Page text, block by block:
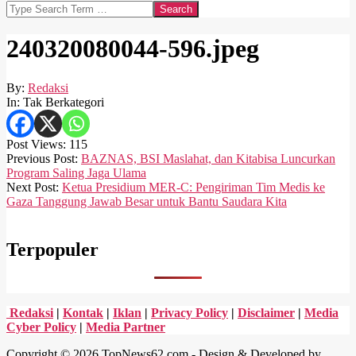
Search
240320080044-596.jpeg
By: Redaksi
In: Tak Berkategori
Post Views: 115
2024-
03-
20
Previous Post: BAZNAS, BSI Maslahat, dan Kitabisa Luncurkan
Program Saling Jaga Ulama
Next Post: Ketua Presidium MER-C: Pengiriman Tim Medis ke
Gaza Tanggung Jawab Besar untuk Bantu Saudara Kita
Terpopuler
Redaksi | Kontak | Iklan | Privacy Policy | Disclaimer | Media
Cyber Policy | Media Partner